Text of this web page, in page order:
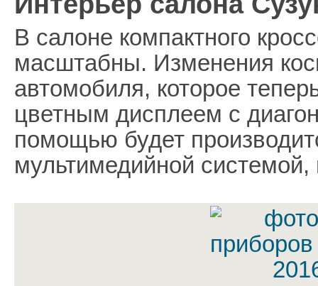
В салоне компактного
масштабны. Изменения
автомобиля, которое
цветным дисплеем с
помощью будет
мультимедийной системой,